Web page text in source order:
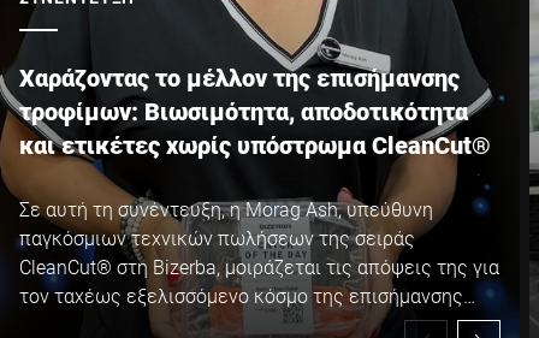
Χαράζοντας το μέλλον της επισήμανσης
τροφίμων: Βιωσιμότητα, αποδοτικότητα
και ετικέτες χωρίς υπόστρωμα CleanCut®
Σε αυτή τη συνέντευξη, η Morag Ash, υπεύθυνη
παγκόσμιων τεχνικών πωλήσεων της σειράς
CleanCut® στη Bizerba, μοιράζεται τις απόψεις της για
τον ταχέως εξελισσόμενο κόσμο της επισήμανσης
τροφίμων. Από την αυξανόμενη ζήτηση για βιώσιμες